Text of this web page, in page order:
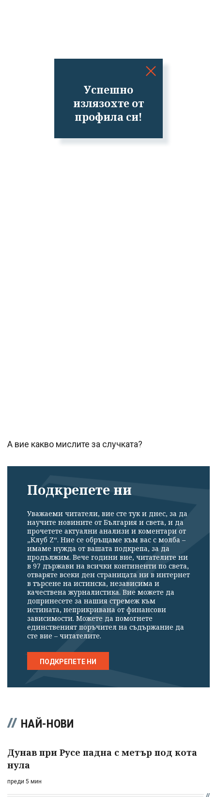
Успешно
излязохте от
профила си!
А вие какво мислите за случката?
Подкрепете ни
Уважаеми читатели, вие сте тук и днес, за да
научите новините от България и света, и да
прочетете актуални анализи и коментари от
„Клуб Z“. Ние се обръщаме към вас с молба –
имаме нужда от вашата подкрепа, за да
продължим. Вече години вие, читателите ни
в 97 държави на всички континенти по света,
отваряте всеки ден страницата ни в интернет
в търсене на истинска, независима и
качествена журналистика. Вие можете да
допринесете за нашия стремеж към
истината, неприкривана от финансови
зависимости. Можете да помогнете
единственият поръчител на съдържание да
сте вие – читателите.
ПОДКРЕПЕТЕ НИ
НАЙ-НОВИ
Дунав при Русе падна с метър под кота
нула
преди 5 мин